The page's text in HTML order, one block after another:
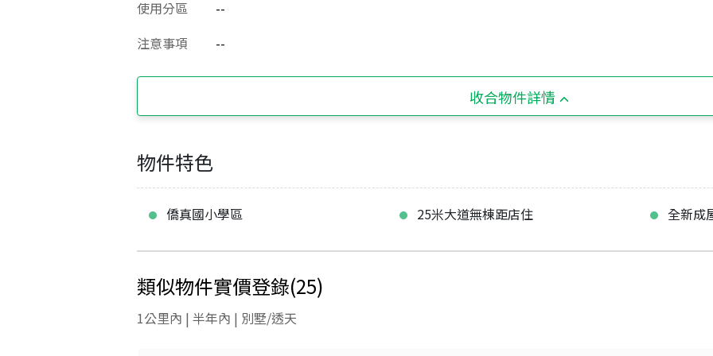
使用分區
--
注意事項
--
收合物件詳情
物件特色
僑真國小學區 25米大道無棟距店住 全新成
類似物件實價登錄(25)
1公里內 | 半年內 | 別墅/透天